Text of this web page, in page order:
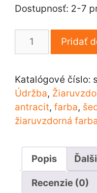
Dostupnosť: 2-7
množstvo
antracit,
sprej
do
800°C,
Pridať
Katalógové číslo:
Údržba,
antracit, farba,
žiaruvzdorná
Popis
Recenzie (0)